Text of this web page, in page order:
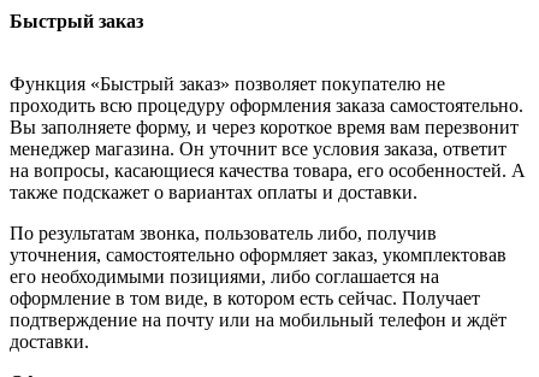
Быстрый заказ
Функция «Быстрый заказ» позволяет покупателю не
проходить всю процедуру оформления заказа самостоятельно.
Вы заполняете форму, и через короткое время вам перезвонит
менеджер магазина. Он уточнит все условия заказа, ответит
на вопросы, касающиеся качества товара, его особенностей. А
также подскажет о вариантах оплаты и доставки.
По результатам звонка, пользователь либо, получив
уточнения, самостоятельно оформляет заказ, укомплектовав
его необходимыми позициями, либо соглашается на
оформление в том виде, в котором есть сейчас. Получает
подтверждение на почту или на мобильный телефон и ждёт
доставки.